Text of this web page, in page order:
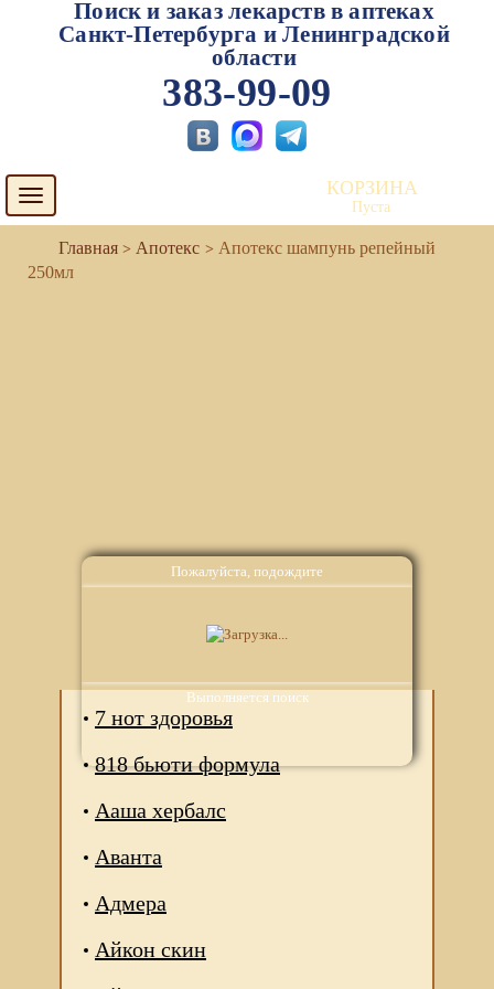
Пожалуйста, подождите
Выполняется поиск
Поиск и заказ лекарств в аптеках
Санкт-Петербурга и Ленинградской
области
383-99-09
Toggle
navigation
КОРЗИНА
Пуста
Апотекс
Апотекс шампунь репейный
250мл
7 нот здоровья
818 бьюти формула
Ааша хербалс
Аванта
Адмера
Айкон скин